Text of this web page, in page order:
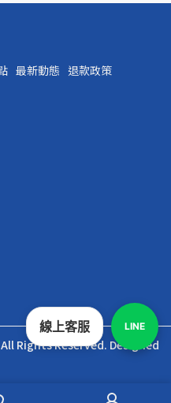
最新動態 退款政策
All Rights Reserved. Designed
線上客服 LINE